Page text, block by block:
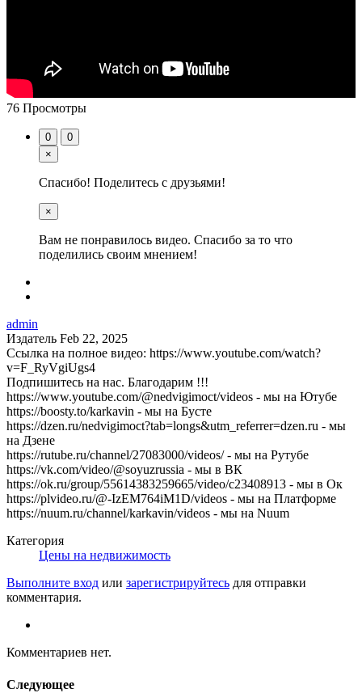
76 Просмотры
0
0
×
Спасибо! Поделитесь с друзьями!
×
Вам не понравилось видео. Спасибо за то что
поделились своим мнением!
admin
Издатель Feb 22, 2025
Ссылка на полное видео: https://www.youtube.com/watch?
v=F_RyVgiUgs4
Подпишитесь на нас. Благодарим !!!
https://www.youtube.com/@nedvigimoct/videos - мы на Ютубе
https://boosty.to/karkavin - мы на Бусте
https://dzen.ru/nedvigimoct?tab=longs&utm_referrer=dzen.ru - мы
на Дзене
https://rutube.ru/channel/27083000/videos/ - мы на Рутубе
https://vk.com/video/@soyuzrussia - мы в ВК
https://ok.ru/group/55614383259665/video/c23408913 - мы в Ок
https://plvideo.ru/@-IzEM764iM1D/videos - мы на Платформе
https://nuum.ru/channel/karkavin/videos - мы на Nuum
Категория
Цены на недвижимость
Выполните вход или зарегистрируйтесь для отправки
комментария.
Комментариев нет.
Следующее